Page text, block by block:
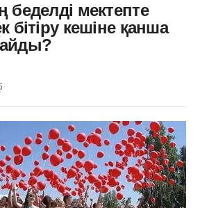
мектепте
бітіру кешіне қанша